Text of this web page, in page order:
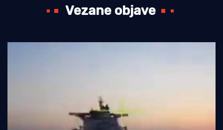
Vezane objave